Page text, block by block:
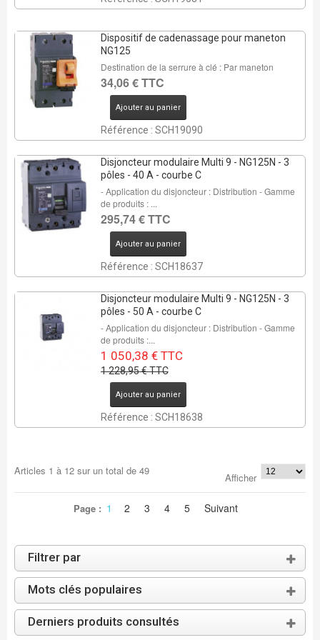
Dispositif de cadenassage pour maneton
NG125
Destination de la serrure à clé : Par maneton
34,06 € TTC
Ajouter au panier
Référence : SCH19090
Disjoncteur modulaire Multi 9 - NG125N - 3
pôles - 40 A - courbe C
- Application du disjoncteur : Distribution - Gamme
de produits : ...
295,74 € TTC
Ajouter au panier
Référence : SCH18637
Disjoncteur modulaire Multi 9 - NG125N - 3
pôles - 50 A - courbe C
- Application du disjoncteur : Distribution - Gamme
de produits :...
1 050,38 € TTC
1 228,95 € TTC
Ajouter au panier
Référence : SCH18638
Articles 1 à 12sur un total de 49
Afficher
Page : 1 2 3 4 5 Suivant
Filtrer par
Mots clés populaires
Derniers produits consultés